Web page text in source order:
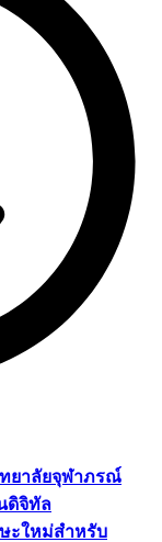
ยาลัยจุฬาภรณ์
ดิจิทัล
ะใหม่สำหรับ